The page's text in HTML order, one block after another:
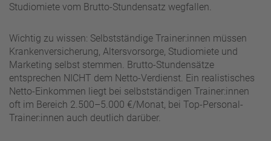
Studiomiete vom Brutto-Stundensatz wegfallen.
Wichtig zu wissen: Selbstständige Trainer:innen müssen
Krankenversicherung, Altersvorsorge, Studiomiete und
Marketing selbst stemmen. Brutto-Stundensätze
entsprechen NICHT dem Netto-Verdienst. Ein realistisches
Netto-Einkommen liegt bei selbstständigen Trainer:innen
oft im Bereich 2.500–5.000 €/Monat, bei Top-Personal-
Trainer:innen auch deutlich darüber.